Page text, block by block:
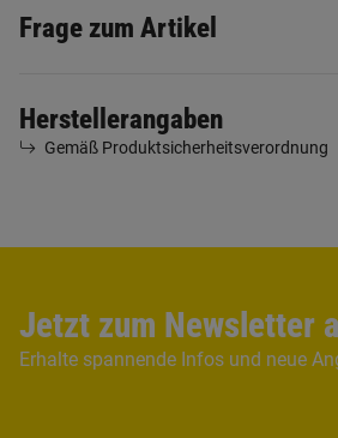
Frage zum Artikel
Herstellerangaben
Gemäß Produktsicherheitsverordnung
Jetzt zum Newsletter
Erhalte spannende Infos und neue